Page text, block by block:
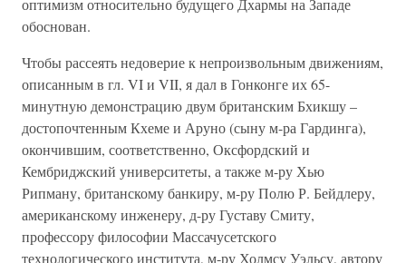
оптимизм относительно будущего Дхармы на Западе
обоснован.
Чтобы рассеять недоверие к непроизвольным движениям,
описанным в гл. VI и VII, я дал в Гонконге их 65-
минутную демонстрацию двум британским Бхикшу –
достопочтенным Кхеме и Аруно (сыну м-ра Гардинга),
окончившим, соответственно, Оксфордский и
Кембриджский университеты, а также м-ру Хью
Рипману, британскому банкиру, м-ру Полю Р. Бейдлеру,
американскому инженеру, д-ру Густаву Смиту,
профессору философии Массачусетского
технологического института, м-ру Холмсу Уэльсу, автору